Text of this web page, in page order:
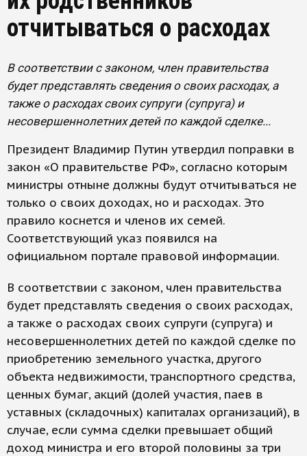
отчитываться о расходах
В соответствии с законом, член правительства
будет представлять сведения о своих расходах, а
также о расходах своих супруги (супруга) и
несовершеннолетних детей по каждой сделке...
Президент Владимир Путин утвердил поправки в
закон «О правительстве РФ», согласно которым
министры отныне должны будут отчитываться не
только о своих доходах, но и расходах. Это
правило коснется и членов их семей.
Соответствующий указ появился на
официальном портале правовой информации.
В соответствии с законом, член правительства
будет представлять сведения о своих расходах,
а также о расходах своих супруги (супруга) и
несовершеннолетних детей по каждой сделке по
приобретению земельного участка, другого
объекта недвижимости, транспортного средства,
ценных бумаг, акций (долей участия, паев в
уставных (складочных) капиталах организаций), в
случае, если сумма сделки превышает общий
доход министра и его второй половины за три